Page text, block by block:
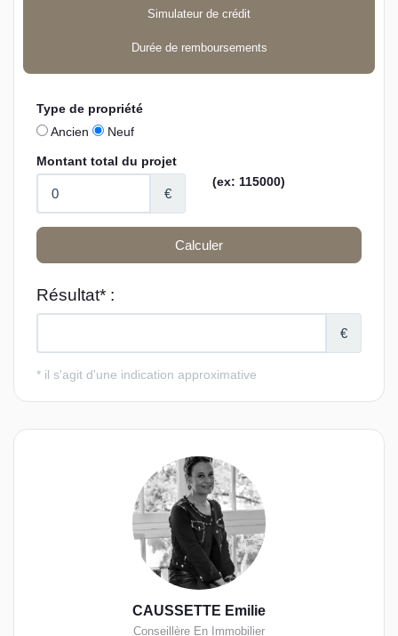
Simulateur de crédit
Durée de remboursements
CAUSSETTE Emilie
Conseillère En Immobilier